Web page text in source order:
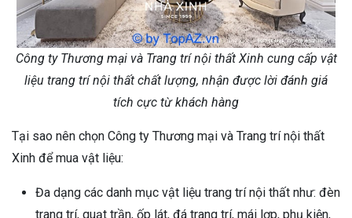
Công ty Thương mại và Trang trí nội thất Xinh cung cấp vật
liệu trang trí nội thất chất lượng, nhận được lời đánh giá
tích cực từ khách hàng
Tại sao nên chọn Công ty Thương mại và Trang trí nội thất
Xinh để mua vật liệu:
Đa dạng các danh mục vật liệu trang trí nội thất như: đèn
trang trí, quạt trần, ốp lát, đá trang trí, mái lợp, phụ kiện,